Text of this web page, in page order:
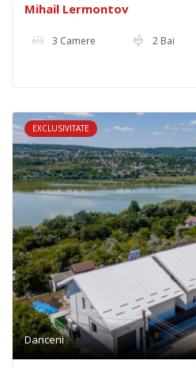
Mihail Lermontov
3 Camere 2 Bai
EXCLUSIVITATE
Danceni